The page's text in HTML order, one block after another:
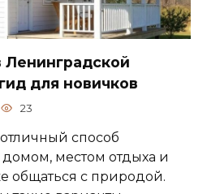
Ленинградской
для новичков
23
способ
местом отдыха и
общаться с природой.